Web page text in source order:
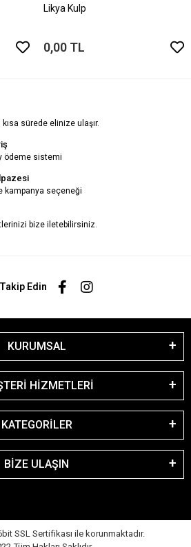
Likya Kulp
0,00 TL
sürede elinize ulaşır.
ödeme sistemi
kampanya seçeneği
bize iletebilirsiniz.
Edin
KURUMSAL
HİZMETLERİ
KATEGORİLER
BİZE ULAŞIN
SSL Sertifikası ile korunmaktadır.